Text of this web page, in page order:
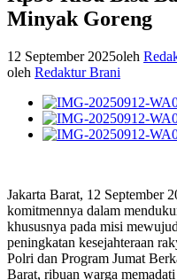
Minyak Goreng
12 September 2025oleh
oleh Redaktur Brani
Jakarta Barat, 12 September
komitmennya dalam
khususnya pada misi
peningkatan kesejahteraan
Polri dan Program Jumat
Barat, ribuan warga